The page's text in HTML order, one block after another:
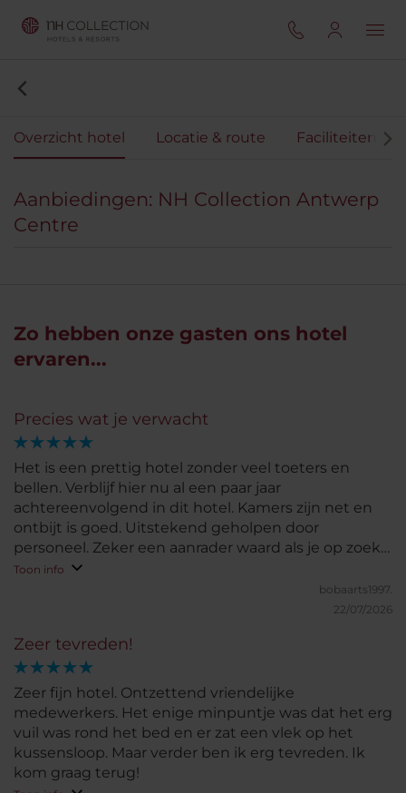
Overzicht hotel Locatie & route Faciliteiten
Aanbiedingen: NH Collection Antwerp
Centre
Zo hebben onze gasten ons hotel
ervaren...
Precies wat je verwacht
Het is een prettig hotel zonder veel toeters en
bellen. Verblijf hier nu al een paar jaar
achtereenvolgend in dit hotel. Kamers zijn net en
ontbijt is goed. Uitstekend geholpen door
personeel. Zeker een aanrader waard als je op zoek
bent naar een gewoon net en prettig hotel.
Toon info
bobaarts1997.
22/07/2026
Zeer tevreden!
Zeer fijn hotel. Ontzettend vriendelijke
medewerkers. Het enige minpuntje was dat het erg
vuil was rond het bed en er zat een vlek op het
kussensloop. Maar verder ben ik erg tevreden. Ik
kom graag terug!